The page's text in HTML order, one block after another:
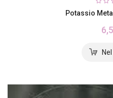
Potassio